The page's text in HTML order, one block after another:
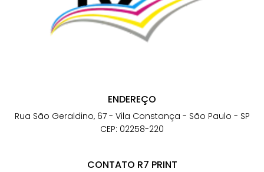
ENDEREÇO
Rua São Geraldino, 67 - Vila Constança - São Paulo - SP
CEP: 02258-220
CONTATO R7 PRINT